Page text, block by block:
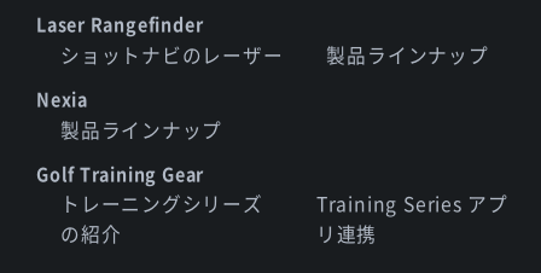
Laser Rangefinder
ショットナビのレーザー 製品ラインナップ
Nexia
製品ラインナップ
Golf Training Gear
トレーニングシリーズ
の紹介
Training Series アプ
リ連携